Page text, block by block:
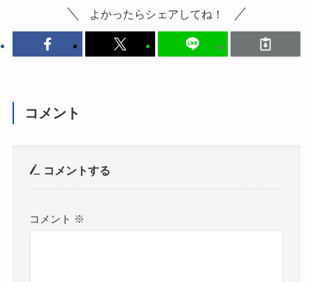
よかったらシェアしてね！
コメント
コメントする
コメント ※